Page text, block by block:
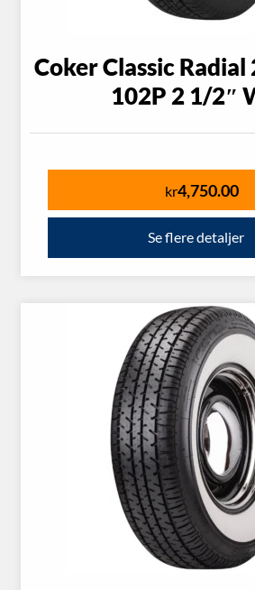
Coker Classic
102P 2 1/2″
kr4,750.00
Se flere detaljer